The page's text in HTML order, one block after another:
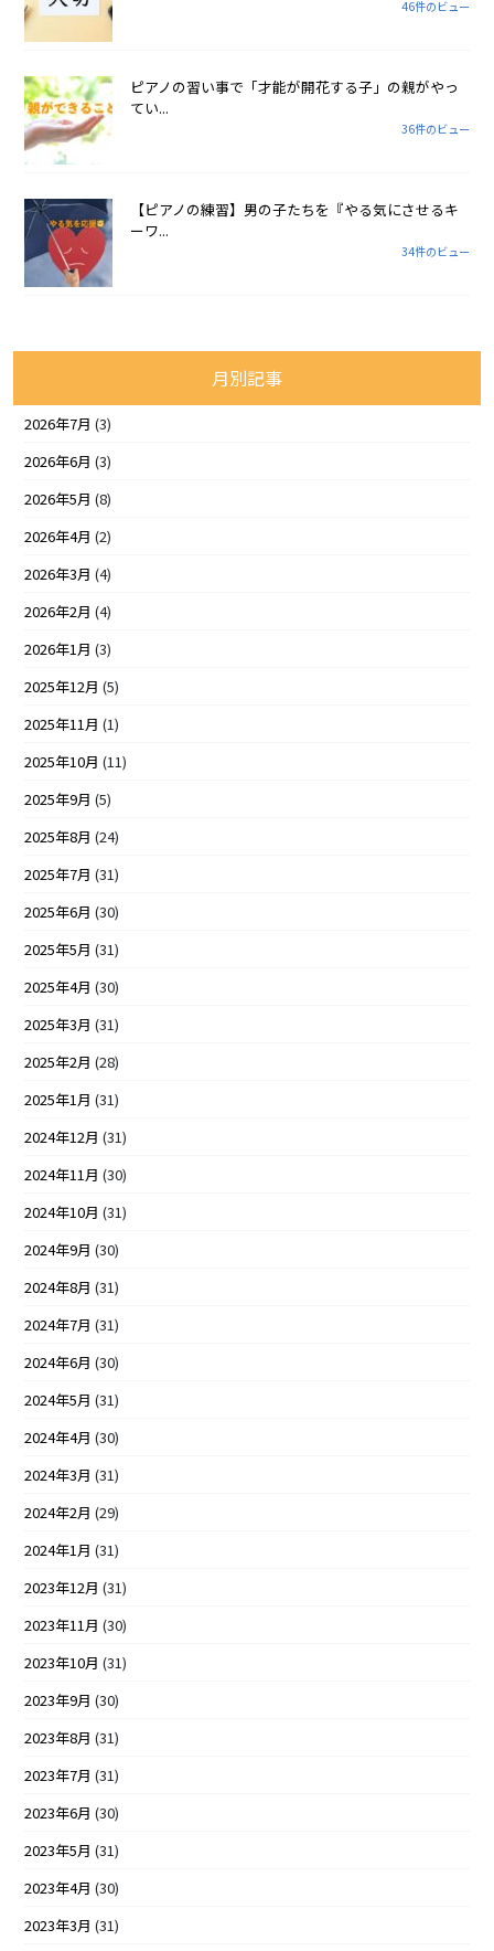
46件のビュー
ピアノの習い事で「才能が開花する子」の親がやっ
てい...
36件のビュー
【ピアノの練習】男の子たちを『やる気にさせるキ
ーワ...
34件のビュー
月別記事
2026年7月 (3)
2026年6月 (3)
2026年5月 (8)
2026年4月 (2)
2026年3月 (4)
2026年2月 (4)
2026年1月 (3)
2025年12月 (5)
2025年11月 (1)
2025年10月 (11)
2025年9月 (5)
2025年8月 (24)
2025年7月 (31)
2025年6月 (30)
2025年5月 (31)
2025年4月 (30)
2025年3月 (31)
2025年2月 (28)
2025年1月 (31)
2024年12月 (31)
2024年11月 (30)
2024年10月 (31)
2024年9月 (30)
2024年8月 (31)
2024年7月 (31)
2024年6月 (30)
2024年5月 (31)
2024年4月 (30)
2024年3月 (31)
2024年2月 (29)
2024年1月 (31)
2023年12月 (31)
2023年11月 (30)
2023年10月 (31)
2023年9月 (30)
2023年8月 (31)
2023年7月 (31)
2023年6月 (30)
2023年5月 (31)
2023年4月 (30)
2023年3月 (31)